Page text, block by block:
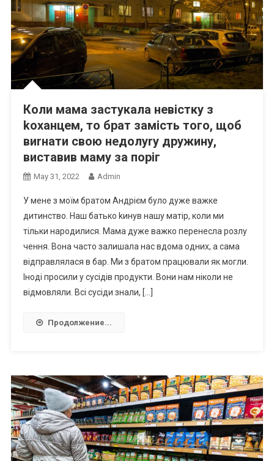
Коли мама застукала невістку з
kоханцем, то брат замість того, щоб
виrнати свою недолуrу дружину,
виставив маму за поріг
May 31, 2022 Admin
У мене з моїм братом Андрієм було дуже важке
дитинство. Наш батько kинув нашу матір, коли ми
тільки народилися. Мама дуже важко перенесла розлу
чення. Вона часто залишала нас вдома одних, а сама
відправлялася в бар. Ми з братом працювали як могли.
Іноді просили у сусідів продукти. Вони нам ніколи не
відмовляли. Всі сусіди знали, […]
Продолжение...